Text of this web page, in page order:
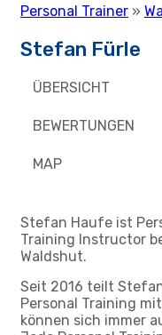
Personal Trainer »
Stefan Fürle
ÜBERSICHT
BEWERTUNGEN
MAP
Stefan Haufe ist
Training Instructor
Waldshut.
Seit 2016 teilt
Personal Training
können sich immer